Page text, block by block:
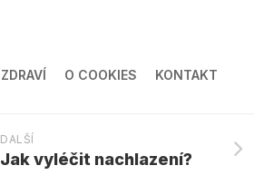
ZDRAVÍ O COOKIES KONTAKT
DALŠÍ
Jak vyléčit nachlazení?